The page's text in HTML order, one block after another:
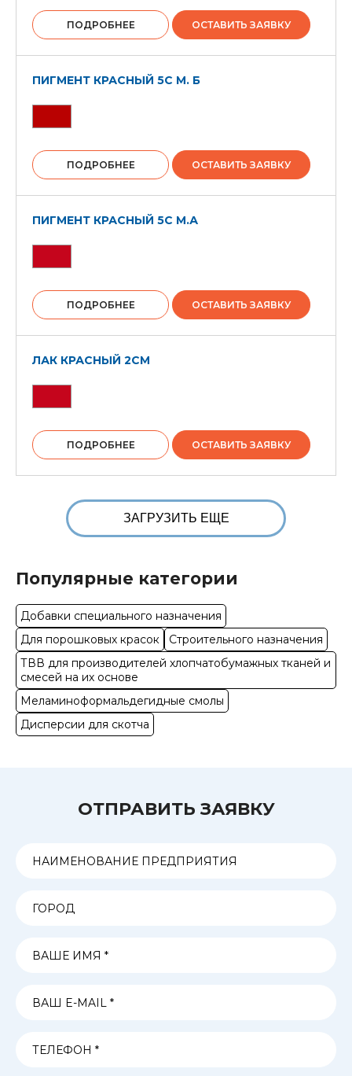
ПОДРОБНЕЕ ОСТАВИТЬ ЗАЯВКУ
ПИГМЕНТ КРАСНЫЙ 5С М. Б
ПОДРОБНЕЕ ОСТАВИТЬ ЗАЯВКУ
ПИГМЕНТ КРАСНЫЙ 5С М.А
ПОДРОБНЕЕ ОСТАВИТЬ ЗАЯВКУ
ЛАК КРАСНЫЙ 2СМ
ПОДРОБНЕЕ ОСТАВИТЬ ЗАЯВКУ
ЗАГРУЗИТЬ ЕЩЕ
Популярные категории
Добавки специального назначения
Для порошковых красок
Строительного назначения
ТВВ для производителей хлопчатобумажных тканей и
смесей на их основе
Меламиноформальдегидные смолы
Дисперсии для скотча
ОТПРАВИТЬ ЗАЯВКУ